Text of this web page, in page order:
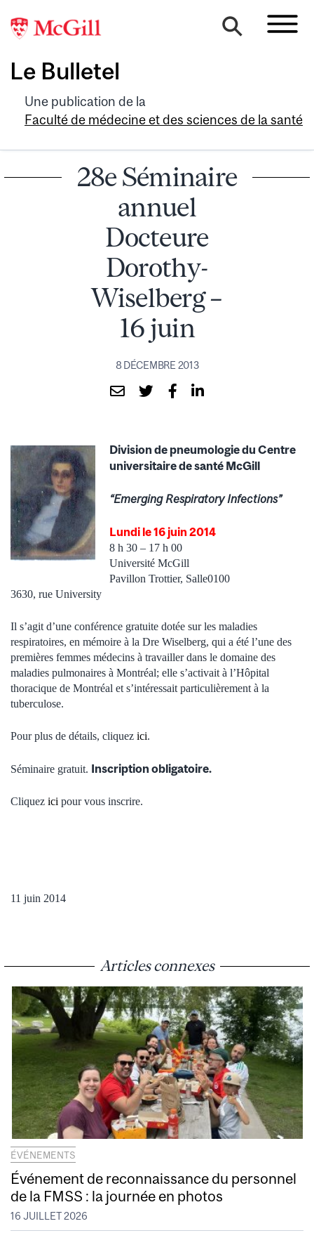
Le Bulletel
Une publication de la
Faculté de médecine et des sciences de la santé
28e Séminaire
annuel
Docteure
Dorothy-
Wiselberg –
16 juin
8 DÉCEMBRE 2013
Division de pneumologie du Centre
universitaire de santé McGill
“Emerging Respiratory Infections”
Lundi le 16 juin 2014
8 h 30 – 17 h 00
Université McGill
Pavillon Trottier, Salle0100
3630, rue University
Il s’agit d’une conférence gratuite dotée sur les maladies
respiratoires, en mémoire à la Dre Wiselberg, qui a été l’une des
premières femmes médecins à travailler dans le domaine des
maladies pulmonaires à Montréal; elle s’activait à l’Hôpital
thoracique de Montréal et s’intéressait particulièrement à la
tuberculose.
Pour plus de détails, cliquez ici.
Séminaire gratuit. Inscription obligatoire.
Cliquez ici pour vous inscrire.
11 juin 2014
Articles connexes
ÉVÉNEMENTS
Événement de reconnaissance du personnel
de la FMSS : la journée en photos
16 JUILLET 2026